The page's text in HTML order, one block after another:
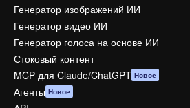
Генератор изображений ИИ
Генератор видео ИИ
Генератор голоса на основе ИИ
Стоковый контент
MCP для Claude/ChatGPT Новое
Агенты Новое